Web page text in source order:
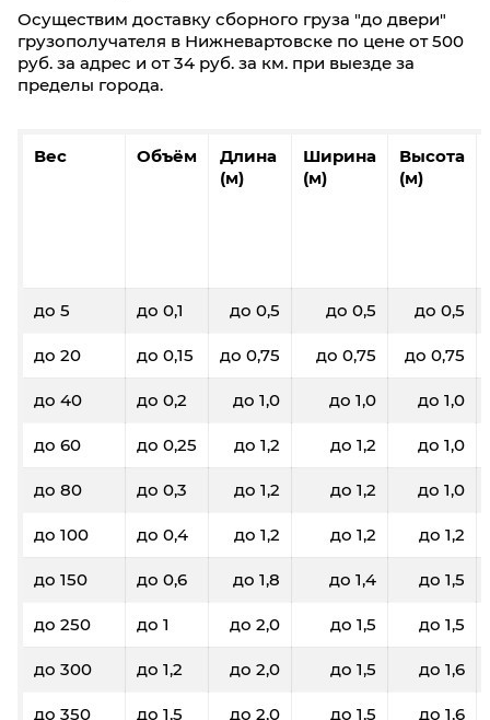
Осуществим доставку сборного груза "до двери"
грузополучателя в Нижневартовске по цене от 500
руб. за адрес и от 34 руб. за км. при выезде за
пределы города.
Вес Объём
Длина
(м)
Ширина
(м)
Высота
(м)
до 5 до 0,1 до 0,5 до 0,5 до 0,5
до 20 до 0,15 до 0,75 до 0,75 до 0,75
до 40 до 0,2 до 1,0 до 1,0 до 1,0
до 60 до 0,25 до 1,2 до 1,2 до 1,0
до 80 до 0,3 до 1,2 до 1,2 до 1,0
до 100 до 0,4 до 1,2 до 1,2 до 1,2
до 150 до 0,6 до 1,8 до 1,4 до 1,5
до 250 до 1 до 2,0 до 1,5 до 1,5
до 300 до 1,2 до 2,0 до 1,5 до 1,6
до 350 до 1,5 до 2,0 до 1,5 до 1,6